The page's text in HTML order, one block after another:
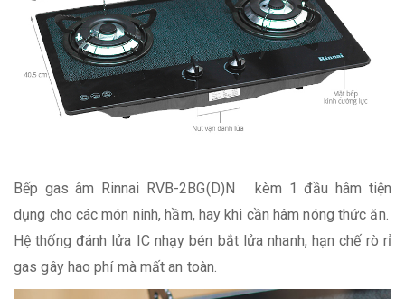
Bếp gas âm Rinnai RVB-2BG(D)N kèm 1 đầu hâm tiện
dụng cho các món ninh, hầm, hay khi cần hâm nóng thức ăn.
Hệ thống đánh lửa IC nhạy bén bắt lửa nhanh, hạn chế rò rỉ
gas gây hao phí mà mất an toàn.